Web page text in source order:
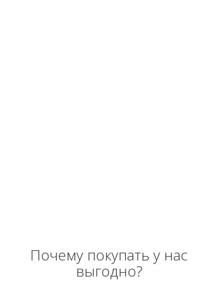
Почему покупать у нас
выгодно?